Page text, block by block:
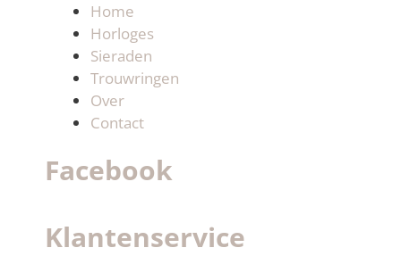
Home
Horloges
Sieraden
Trouwringen
Over
Contact
Facebook
Klantenservice